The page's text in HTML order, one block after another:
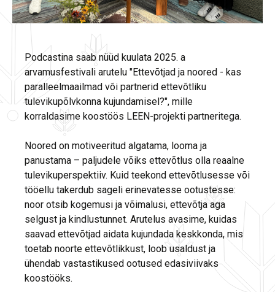
Podcastina saab nüüd kuulata 2025. a
arvamusfestivali arutelu "Ettevõtjad ja noored - kas
paralleelmaailmad või partnerid ettevõtliku
tulevikupõlvkonna kujundamisel?", mille
korraldasime koostöös LEEN-projekti partneritega.
Noored on motiveeritud algatama, looma ja
panustama – paljudele võiks ettevõtlus olla reaalne
tulevikuperspektiiv. Kuid teekond ettevõtlusesse või
tööellu takerdub sageli erinevatesse ootustesse:
noor otsib kogemusi ja võimalusi, ettevõtja aga
selgust ja kindlustunnet. Arutelus avasime, kuidas
saavad ettevõtjad aidata kujundada keskkonda, mis
toetab noorte ettevõtlikkust, loob usaldust ja
ühendab vastastikused ootused edasiviivaks
koostööks.